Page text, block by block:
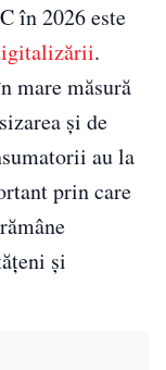
în 2026 este
.
mare măsură
și de
au la
prin care
și